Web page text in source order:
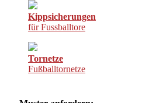
Kippsicherungen
für Fussballtore
Tornetze
Fußballtornetze